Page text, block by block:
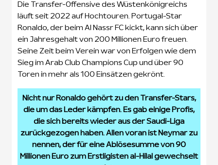
Die Transfer-Offensive des Wüstenkönigreichs
läuft seit 2022 auf Hochtouren. Portugal-Star
Ronaldo, der beim Al Nassr FC kickt, kann sich über
ein Jahresgehalt von 200 Millionen Euro freuen.
Seine Zeit beim Verein war von Erfolgen wie dem
Sieg im Arab Club Champions Cup und über 90
Toren in mehr als 100 Einsätzen gekrönt.
Nicht nur Ronaldo gehört zu den Transfer-Stars,
die um das Leder kämpfen. Es gab einige Profis,
die sich bereits wieder aus der Saudi-Liga
zurückgezogen haben. Allen voran ist Neymar zu
nennen, der für eine Ablösesumme von 90
Millionen Euro zum Erstligisten al-Hilal gewechselt